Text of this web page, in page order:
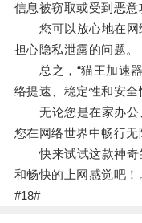
信息被窃取或受到恶意
您可以放心地在网
担心隐私泄露的问题。
总之，“猫王加速器
络提速、稳定性和安全
无论您是在家办公
您在网络世界中畅行无
快来试试这款神奇
和畅快的上网感觉吧！
#18#